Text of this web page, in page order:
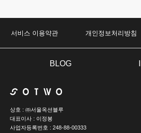
서비스 이용약관 개인정보처리방침
BLOG
상호 : ㈜서울옥션블루
대표이사 : 이정봉
사업자등록번호 : 248-88-00333